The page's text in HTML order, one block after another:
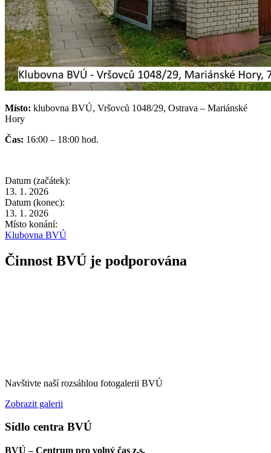
Místo: klubovna BVÚ, Vršovců 1048/29, Ostrava – Mariánské
Hory
Čas: 16:00 – 18:00 hod.
Datum (začátek):
13. 1. 2026
Datum (konec):
13. 1. 2026
Místo konání:
Klubovna BVÚ
Činnost BVÚ je podporována
Navštivte naší rozsáhlou fotogalerii BVÚ
Zobrazit galerii
Sídlo centra BVÚ
BVÚ – Centrum pro volný čas z.s.